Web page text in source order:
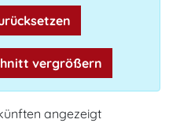
vergrößern
angezeigt